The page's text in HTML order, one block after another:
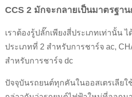
CCS 2 มักจะกลายเป็นมาตรฐา
เราต้องรู้ปลั๊กเพียงสี่ประเภทเท่านั้น
ประเภทที่ 2 สำหรับการชาร์จ ac,
สำหรับการชาร์จ dc
ปัจจุบันรถยนต์ทุกคันในออสเตรเลีย